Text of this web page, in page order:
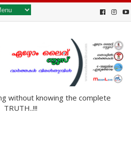
without knowing the complete
TRUTH..!!!